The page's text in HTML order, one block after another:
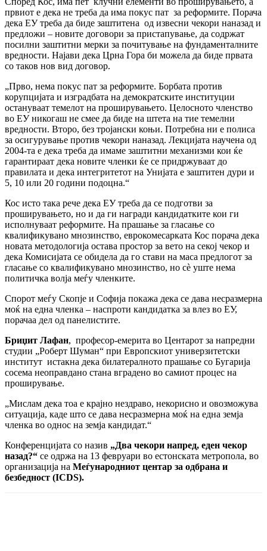
првиот е дека не треба да има покус пат за реформите. Порача
дека ЕУ треба да биде заштитена од извесни чекори наназад и
предложи – новите договори за пристапување, да содржат
посилни заштитни мерки за почитување на фундаменталните
вредности. Најави дека Црна Гора би можела да биде првата
со таков нов вид договор.
„Прво, нема покус пат за реформите. Борбата против
корупцијата и изградбата на демократските институции
остануваат темелот на проширувањето. Целосното членство
во ЕУ никогаш не смее да биде на штета на тие темелни
вредности. Второ, без тројански коњи. Потребна ни е полиса
за осигурување против чекори наназад. Лекцијата научена од
2004-та е дека треба да имаме заштитни механизми кои ќе
гарантираат дека новите членки ќе се придржуваат до
правилата и дека интегритетот на Унијата е заштитен дури и
5, 10 или 20 години подоцна.“
Кос исто така рече дека ЕУ треба да се подготви за
проширувањето, но и да ги награди кандидатките кои ги
исполнуваат реформите. На прашање за гласање со
квалификувано мнозинство, еврокомесарката Кос порача дека
новата методологија остава простор за вето на секој чекор и
дека Комисијата се обидела да го стави на маса предлогот за
гласање со квалификувано мнозинство, но сѐ уште нема
политичка волја меѓу членките.
Спорот меѓу Скопје и Софија покажа дека се дава несразмерна
моќ на една членка – наспроти кандидатка за влез во ЕУ,
порачаа дел од панелистите.
Бриџит Лафан, професор-емерита во Центарот за напредни
студии „Роберт Шуман“ при Европскиот универзитетски
институт истакна дека билатералното прашање со Бугарија
сосема неоправдано стана вградено во самиот процес на
проширување.
„Мислам дека тоа е крајно нездраво, некорисно и овозможува
ситуација, каде што се дава несразмерна моќ на една земја
членка во однос на земја кандидат.“
Конференцијата со назив „Два чекори напред, еден чекор
назад?“ се одржа на 13 февруари во естонската метропола, во
организација на Меѓународниот центар за одбрана и
безбедност (ICDS).